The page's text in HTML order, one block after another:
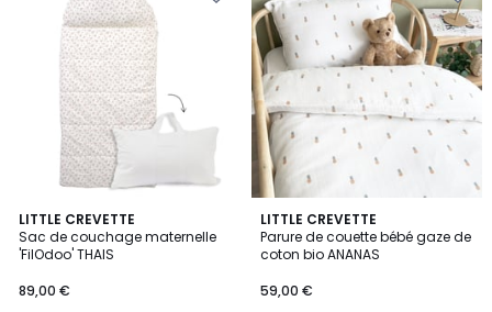
LITTLE CREVETTE
Sac de couchage maternelle
'FilOdoo' THAIS
89,00 €
LITTLE CREVETTE
Parure de couette bébé gaze de
coton bio ANANAS
59,00 €